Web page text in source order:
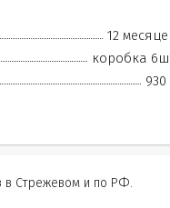
12
коробка
930
в Стрежевом и по РФ.